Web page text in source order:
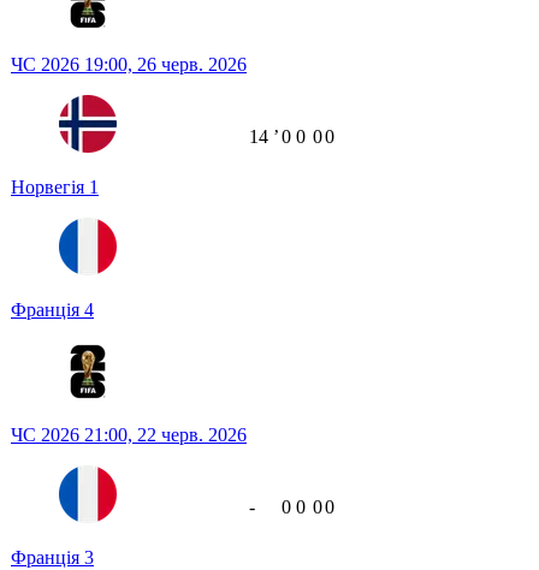
ЧС 2026 19:00, 26 черв. 2026
Норвегія 1
Франція 4
14 ʼ0 0 00
ЧС 2026 21:00, 22 черв. 2026
Франція 3
- 0 0 00